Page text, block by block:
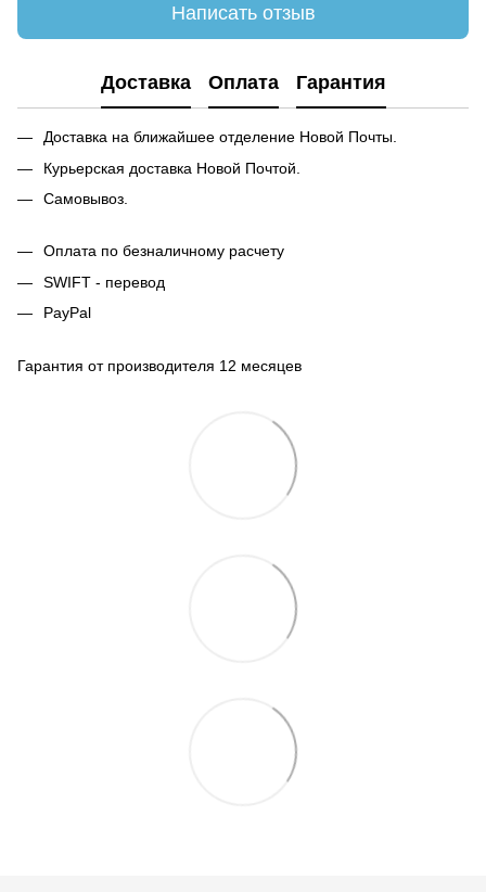
Написать отзыв
Доставка Оплата Гарантия
Доставка на ближайшее отделение Новой Почты.
Курьерская доставка Новой Почтой.
Самовывоз.
Оплата по безналичному расчету
SWIFT - перевод
PayPal
Гарантия от производителя 12 месяцев